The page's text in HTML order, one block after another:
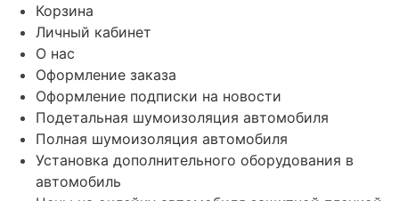
Корзина
Личный кабинет
О нас
Оформление заказа
Оформление подписки на новости
Подетальная шумоизоляция автомобиля
Полная шумоизоляция автомобиля
Установка дополнительного оборудования в
автомобиль